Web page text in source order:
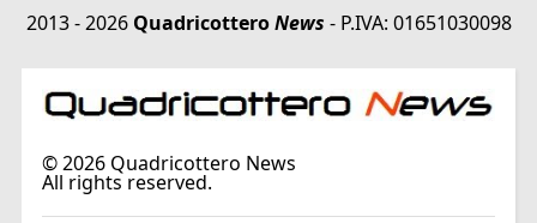
2013 - 2026 QuadricotteroNews - P.IVA: 01651030098
©2026Quadricottero News
All rights reserved.